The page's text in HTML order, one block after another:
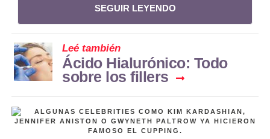
SEGUIR LEYENDO
Leé también
Ácido Hialurónico: Todo
sobre los fillers